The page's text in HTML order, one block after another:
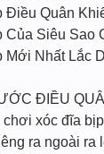
Quân
Siêu Sao
Nhất Lắc
ĐIỀU
xóc đĩa
ra ngoài ra